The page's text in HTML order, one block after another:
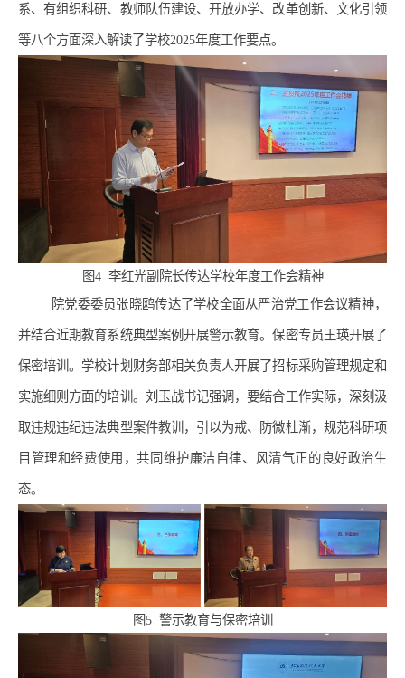
系、有组织科研、教师队伍建设、开放办学、改革创新、文化引领
等八个方面深入解读了学校2025年度工作要点。
图4 李红光副院长传达学校年度工作会精神
院党委委员张晓鸥传达了学校全面从严治党工作会议精神，
并结合近期教育系统典型案例开展警示教育。保密专员王瑛开展了
保密培训。学校计划财务部相关负责人开展了招标采购管理规定和
实施细则方面的培训。刘玉战书记强调，要结合工作实际，深刻汲
取违规违纪违法典型案件教训，引以为戒、防微杜渐，规范科研项
目管理和经费使用，共同维护廉洁自律、风清气正的良好政治生
态。
图5 警示教育与保密培训